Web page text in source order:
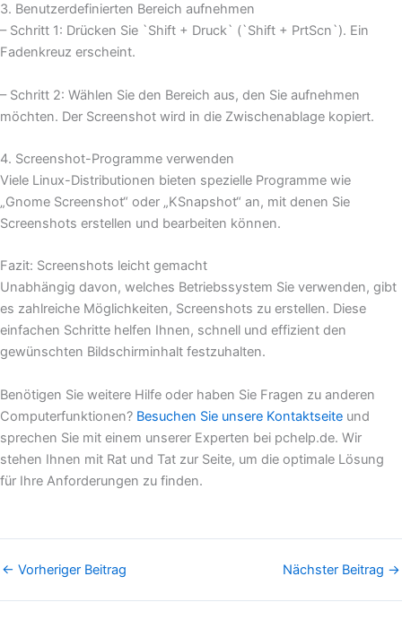
3. Benutzerdefinierten Bereich aufnehmen
– Schritt 1: Drücken Sie `Shift + Druck` (`Shift + PrtScn`). Ein
Fadenkreuz erscheint.
– Schritt 2: Wählen Sie den Bereich aus, den Sie aufnehmen
möchten. Der Screenshot wird in die Zwischenablage kopiert.
4. Screenshot-Programme verwenden
Viele Linux-Distributionen bieten spezielle Programme wie
„Gnome Screenshot“ oder „KSnapshot“ an, mit denen Sie
Screenshots erstellen und bearbeiten können.
Fazit: Screenshots leicht gemacht
Unabhängig davon, welches Betriebssystem Sie verwenden, gibt
es zahlreiche Möglichkeiten, Screenshots zu erstellen. Diese
einfachen Schritte helfen Ihnen, schnell und effizient den
gewünschten Bildschirminhalt festzuhalten.
Benötigen Sie weitere Hilfe oder haben Sie Fragen zu anderen
Computerfunktionen? Besuchen Sie unsere Kontaktseite und
sprechen Sie mit einem unserer Experten bei pchelp.de. Wir
stehen Ihnen mit Rat und Tat zur Seite, um die optimale Lösung
für Ihre Anforderungen zu finden.
← Vorheriger Beitrag Nächster Beitrag →